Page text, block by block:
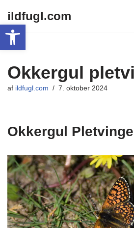
Spring
til
indhold
ildfugl.com
Okkergul
af ildfugl.com 7. oktober 2024
Okkergul Pletvinge
Open toolbar